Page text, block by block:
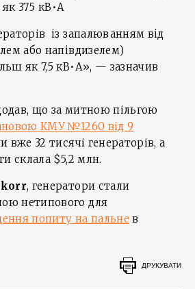
375 кВ•А
iз запалюванням вiд
або напiвдизелем)
як 7,5 кВ•А», — зазначив
що за митною пільгою
КМУ №1260 від 9
вже 32 тисячі генераторів, а
склала $5,2 млн.
, генератори стали
нетипового для
попиту на пальне в
ДРУКУВАТИ